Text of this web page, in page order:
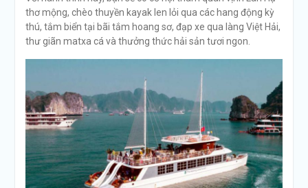
thơ mộng, chèo thuyền kayak len lỏi qua các hang động kỳ
thú, tắm biển tại bãi tắm hoang sơ, đạp xe qua làng Việt Hải,
thư giãn matxa cá và thưởng thức hải sản tươi ngon.